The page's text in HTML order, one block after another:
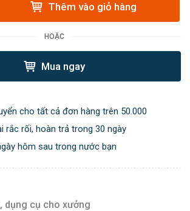
Thêm vào giỏ hàng
HOẶC
Mua ngay
cho tất cả đơn hàng trên 50.000
rắc rối, hoàn trả trong 30 ngày
hôm sau trong nước bạn
dụng cụ cho xưởng